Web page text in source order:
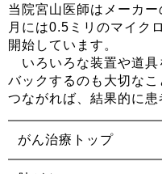
当院宮山医師はメーカ
月には0.5ミリのマイク
開始しています。
いろいろな装置や道具
バックするのも大切な
つながれば、結果的に患
がん治療トップ